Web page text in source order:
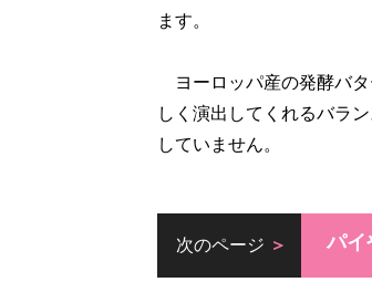
ます。
ヨーロッパ産の発酵バタ
しく演出してくれるバラ
していません。
次のページ パイ